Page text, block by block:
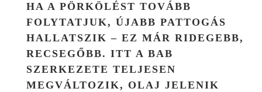
HA A PÖRKÖLÉST TOVÁBB
FOLYTATJUK, ÚJABB PATTOGÁS
HALLATSZIK – EZ MÁR RIDEGEBB,
RECSEGŐBB. ITT A BAB
SZERKEZETE TELJESEN
MEGVÁLTOZIK, OLAJ JELENIK